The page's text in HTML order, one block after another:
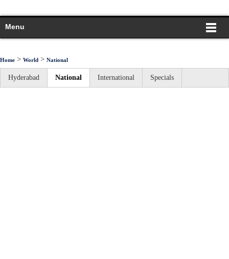
Menu
Home > World > National
Hyderabad National International Specials